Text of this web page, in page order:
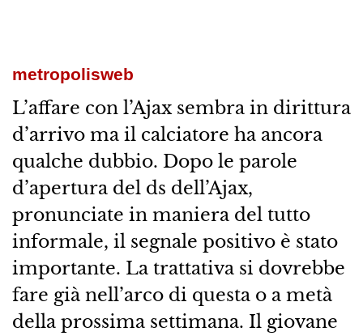
metropolisweb
L’affare con l’Ajax sembra in dirittura
d’arrivo ma il calciatore ha ancora
qualche dubbio. Dopo le parole
d’apertura del ds dell’Ajax,
pronunciate in maniera del tutto
informale, il segnale positivo è stato
importante. La trattativa si dovrebbe
fare già nell’arco di questa o a metà
della prossima settimana. Il giovane